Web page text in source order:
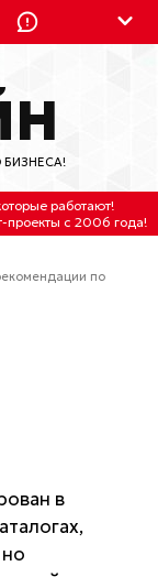
2:30 до 11:30 по
здания
работают!
проекты с 2006 года!
по
в